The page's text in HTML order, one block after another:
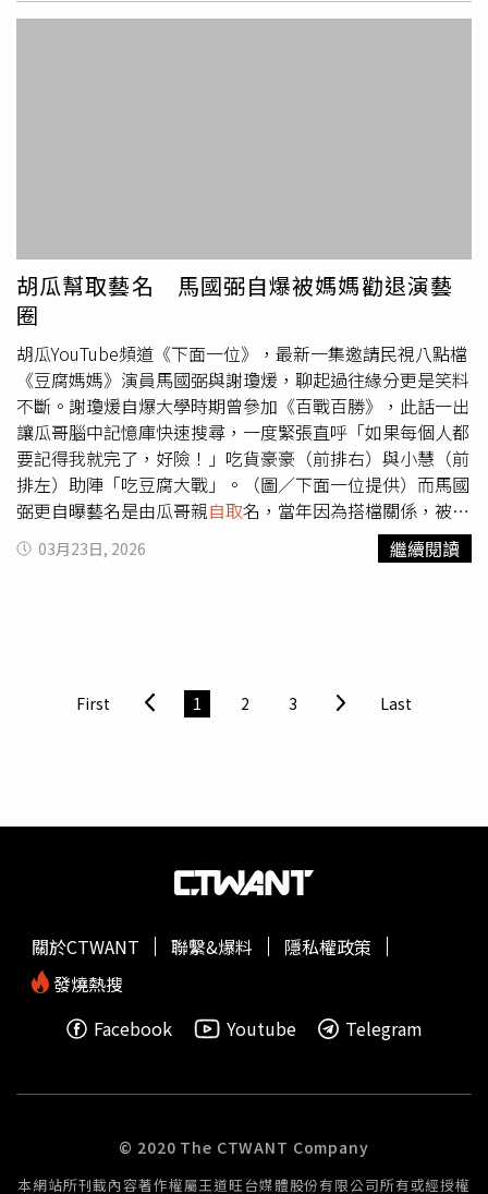
胡瓜幫取藝名 馬國弼自爆被媽媽勸退演藝
圈
胡瓜YouTube頻道《下面一位》，最新一集邀請民視八點檔
《豆腐媽媽》演員馬國弼與謝瓊煖，聊起過往緣分更是笑料
不斷。謝瓊煖自爆大學時期曾參加《百戰百勝》，此話一出
讓瓜哥腦中記憶庫快速搜尋，一度緊張直呼「如果每個人都
要記得我就完了，好險！」吃貨豪豪（前排右）與小慧（前
排左）助陣「吃豆腐大戰」。（圖／下面一位提供）而馬國
弼更自曝藝名是由瓜哥親自取名，當年因為搭檔關係，被取
名「馬國畢」，還因諧音發音一度讓媽媽勸退演藝圈，笑翻
全場。三人合體挑戰任務，展開夜市「吃豆腐大戰」，還特
本來沒有要比速度，但在他旁邊壓力太大！」而豪豪則展現
職業級吃法，連薑絲、九層塔都不放過，還分享「變換味道
國弼坦承過去因債務問題經歷人生谷底，甚至影響婚姻，但
03月23日, 2026 繼續閱讀
First 1 2 3 Last
關於CTWANT 聯繫&爆料
隱私權政策
發燒熱搜
Facebook
Youtube Telegram
© 2020 The CTWANT Company
本網站所刊載內容著作權屬王道旺台媒體股份有限公司所有或經授權